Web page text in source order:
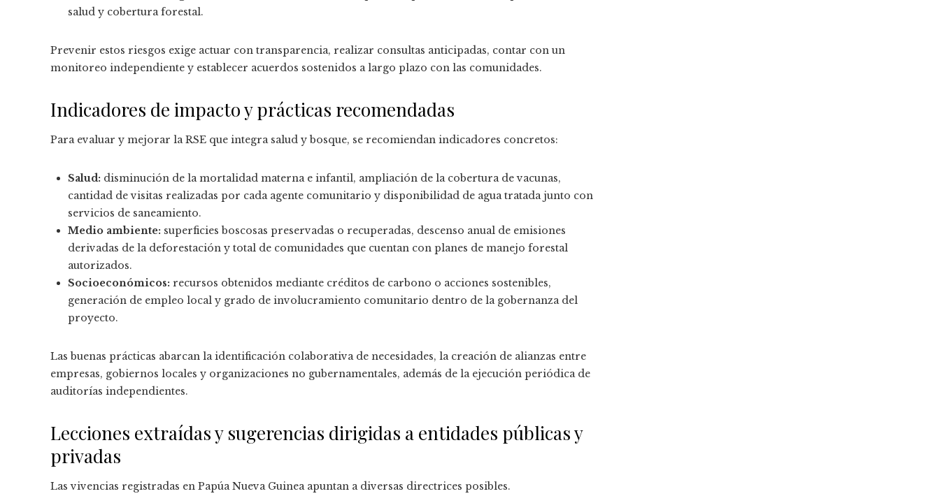
salud y cobertura forestal.
Prevenir estos riesgos exige actuar con transparencia, realizar consultas anticipadas, contar con un
monitoreo independiente y establecer acuerdos sostenidos a largo plazo con las comunidades.
Indicadores de impacto y prácticas recomendadas
Para evaluar y mejorar la RSE que integra salud y bosque, se recomiendan indicadores concretos:
Salud: disminución de la mortalidad materna e infantil, ampliación de la cobertura de vacunas,
cantidad de visitas realizadas por cada agente comunitario y disponibilidad de agua tratada junto con
servicios de saneamiento.
Medio ambiente: superficies boscosas preservadas o recuperadas, descenso anual de emisiones
derivadas de la deforestación y total de comunidades que cuentan con planes de manejo forestal
autorizados.
Socioeconómicos: recursos obtenidos mediante créditos de carbono o acciones sostenibles,
generación de empleo local y grado de involucramiento comunitario dentro de la gobernanza del
proyecto.
Las buenas prácticas abarcan la identificación colaborativa de necesidades, la creación de alianzas entre
empresas, gobiernos locales y organizaciones no gubernamentales, además de la ejecución periódica de
auditorías independientes.
Lecciones extraídas y sugerencias dirigidas a entidades públicas y
privadas
Las vivencias registradas en Papúa Nueva Guinea apuntan a diversas directrices posibles.